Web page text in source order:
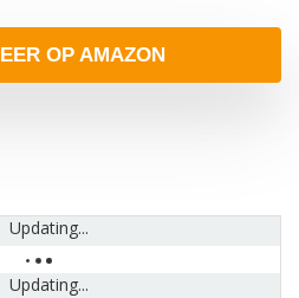
OP AMAZON
Updating...
Updating...